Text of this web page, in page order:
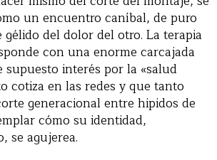
un encuentro caníbal, de puro
del dolor del otro. La terapia
con una enorme carcajada
supuesto interés por la «salud
cotiza en las redes y que tanto
generacional entre hipidos de
cómo su identidad,
se agujerea.